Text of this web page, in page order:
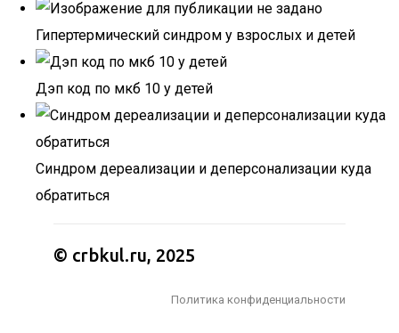
Гипертермический синдром у взрослых и детей
Дэп код по мкб 10 у детей
Синдром дереализации и деперсонализации куда
обратиться
© crbkul.ru, 2025
Политика конфиденциальности